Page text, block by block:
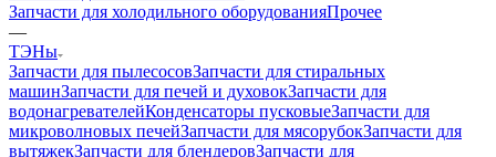
Запчасти для холодильного оборудованияПрочее
—
ТЭНы
Запчасти для пылесосовЗапчасти для стиральных
машинЗапчасти для печей и духовокЗапчасти для
водонагревателейКонденсаторы пусковыеЗапчасти для
микроволновых печейЗапчасти для мясорубокЗапчасти для
вытяжекЗапчасти для блендеровЗапчасти для